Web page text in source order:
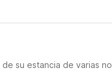
su estancia de varias